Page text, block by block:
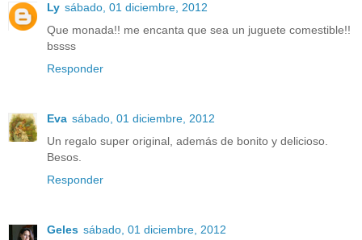
Ly sábado, 01 diciembre, 2012
Que monada!! me encanta que sea un juguete comestible!!
bssss
Responder
Eva sábado, 01 diciembre, 2012
Un regalo super original, además de bonito y delicioso.
Besos.
Responder
Geles sábado, 01 diciembre, 2012